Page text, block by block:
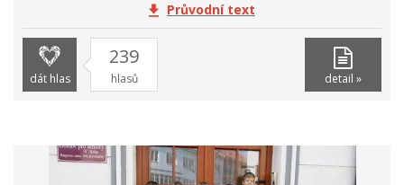
Průvodní text
dát hlas
239
hlasů detail »